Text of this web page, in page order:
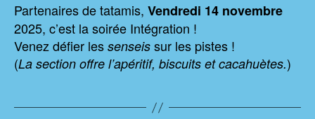
Partenaires de tatamis, Vendredi 14 novembre
2025, c’est la soirée Intégration !
Venez défier les senseis sur les pistes !
(La section offre l’apéritif, biscuits et cacahuètes.)